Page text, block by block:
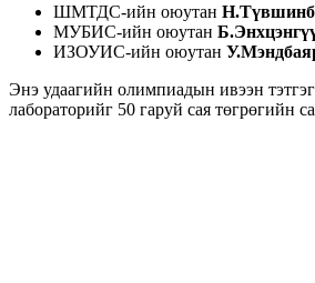
ШМТДС-ийн оюутан
МУБИС-ийн оюутан
ИЗОУИС-ийн оюутан
Энэ удаагийн олимпиадын ивээн
лабораторийг 50 гаруй сая төгрөгийн